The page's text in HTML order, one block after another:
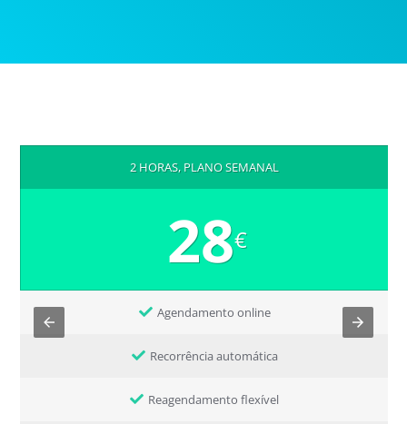
2 HORAS, PLANO SEMANAL
28€
Agendamento online
Recorrência automática
Reagendamento flexível